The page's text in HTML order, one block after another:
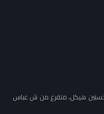
هيكل، متفرع من ش عباس